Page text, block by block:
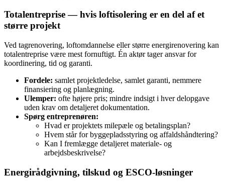
Totalentreprise — hvis loftisolering er en del af et
større projekt
Ved tagrenovering, loftomdannelse eller større energirenovering kan
totalentreprise være mest fornuftigt. Én aktør tager ansvar for
koordinering, tid og garanti.
Fordele: samlet projektledelse, samlet garanti, nemmere
finansiering og planlægning.
Ulemper: ofte højere pris; mindre indsigt i hver delopgave
uden krav om detaljeret dokumentation.
Spørg entreprenøren:
Hvad er projektets milepæle og betalingsplan?
Hvem står for byggepladsstyring og affaldshåndtering?
Kan I fremlægge detaljeret materiale‑ og
arbejdsbeskrivelse?
Energirådgivning, tilskud og ESCO‑løsninger